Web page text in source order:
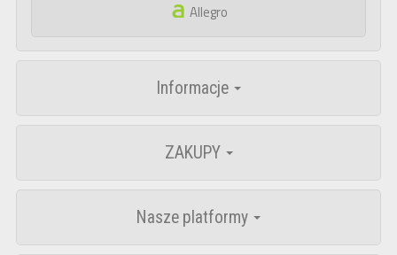
Allegro
Informacje
ZAKUPY
Nasze platformy